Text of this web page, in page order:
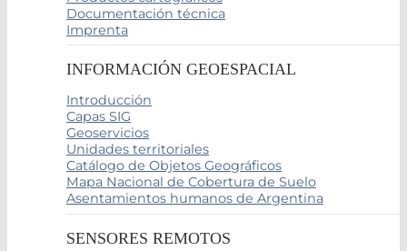
Documentación técnica
Imprenta
INFORMACIÓN GEOESPACIAL
Introducción
Capas SIG
Geoservicios
Unidades territoriales
Catálogo de Objetos Geográficos
Mapa Nacional de Cobertura de Suelo
Asentamientos humanos de Argentina
SENSORES REMOTOS